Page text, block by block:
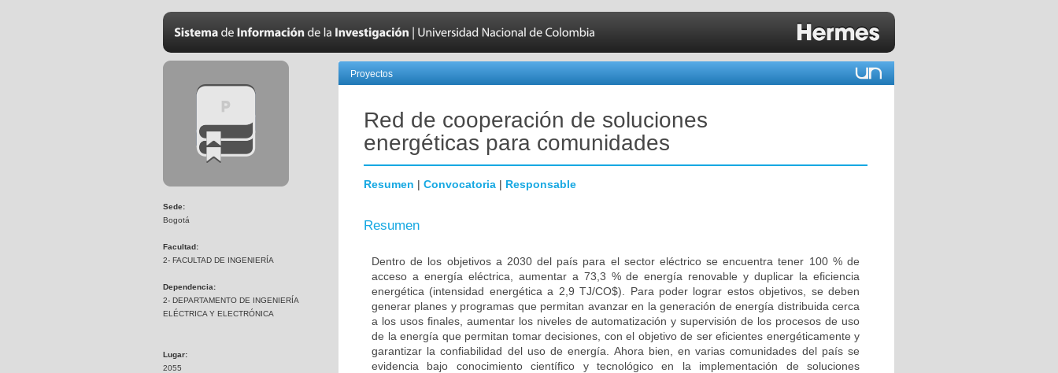
Sede:
Bogotá
Facultad:
2- FACULTAD DE INGENIERÍA
Dependencia:
2- DEPARTAMENTO DE INGENIERÍA
ELÉCTRICA Y ELECTRÓNICA
Lugar:
2055
Proyectos
Red de cooperación de soluciones
energéticas para comunidades
Resumen | Convocatoria | Responsable
Resumen
Dentro de los objetivos a 2030 del país para el sector eléctrico se encuentra tener 100 % de
acceso a energía eléctrica, aumentar a 73,3 % de energía renovable y duplicar la eficiencia
energética (intensidad energética a 2,9 TJ/CO$). Para poder lograr estos objetivos, se deben
generar planes y programas que permitan avanzar en la generación de energía distribuida cerca
a los usos finales, aumentar los niveles de automatización y supervisión de los procesos de uso
de la energía que permitan tomar decisiones, con el objetivo de ser eficientes energéticamente y
garantizar la confiabilidad del uso de energía. Ahora bien, en varias comunidades del país se
evidencia bajo conocimiento científico y tecnológico en la implementación de soluciones